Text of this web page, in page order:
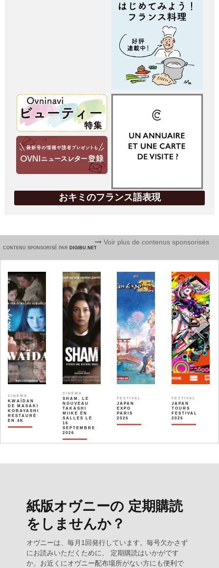
おキミのフランス語表現
CONTENU SPONSORISÉ PAR DIGIBU.NET
Voir plus de contenus sponsorisés
CINÉMA
KWAÏDAN
DE MASAKI
KOBAYASHI
RESTAURÉ
EN 4K
CINÉMA
SHAM, LE
NOUVEAU
TAKASHI
MIIKE EN
SALLES LE
16
SEPTEMBRE
2026
FESTIVAL
JAPAN
EXPO
PARIS
2026
FESTIVAL
JAPAN
TOURS
FESTIVAL
2026
紙版オヴニーの 定期購読
をしませんか？
オヴニーは、毎月1回発行しています。毎号欠かさず
にお読みいただくために、 定期購読はいかがです
か。お近くにオヴニー配布場所がない方にも便利で